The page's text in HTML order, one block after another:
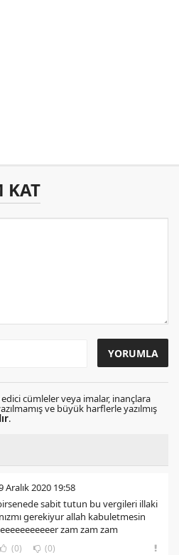
KAT
cümleler veya imalar, inançlara
ve büyük harflerle yazılmış
.
Aralık 2020 19:58
sabit tutun bu vergileri illaki
gerekiyur allah kabuletmesin
zam zam zam
(0) (0)